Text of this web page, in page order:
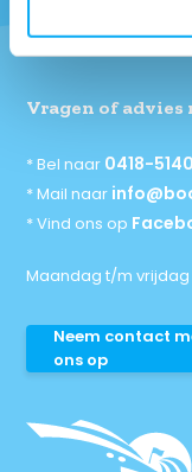
Vragen of advies
* Bel naar 0418-
* Mail naar
* Vind ons op
Maandag t/m vrijdag
Neem contact
ons op